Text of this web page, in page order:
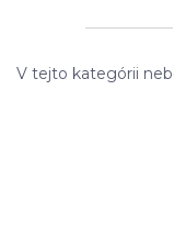
V tejto kategórii